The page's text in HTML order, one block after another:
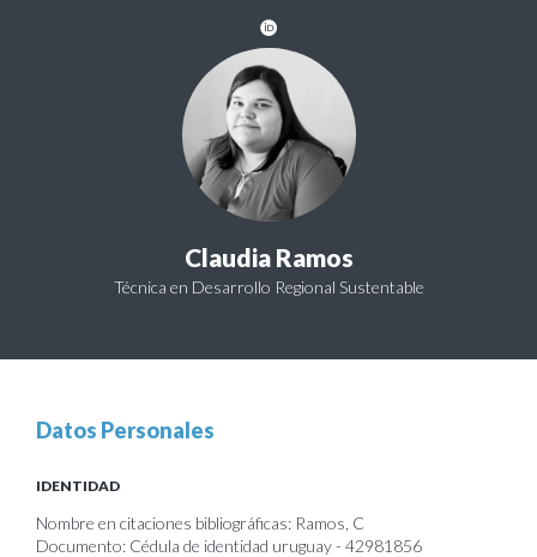
Claudia Ramos
Técnica en Desarrollo Regional Sustentable
Datos Personales
IDENTIDAD
Nombre en citaciones bibliográficas: Ramos, C
Documento: Cédula de identidad uruguay - 42981856